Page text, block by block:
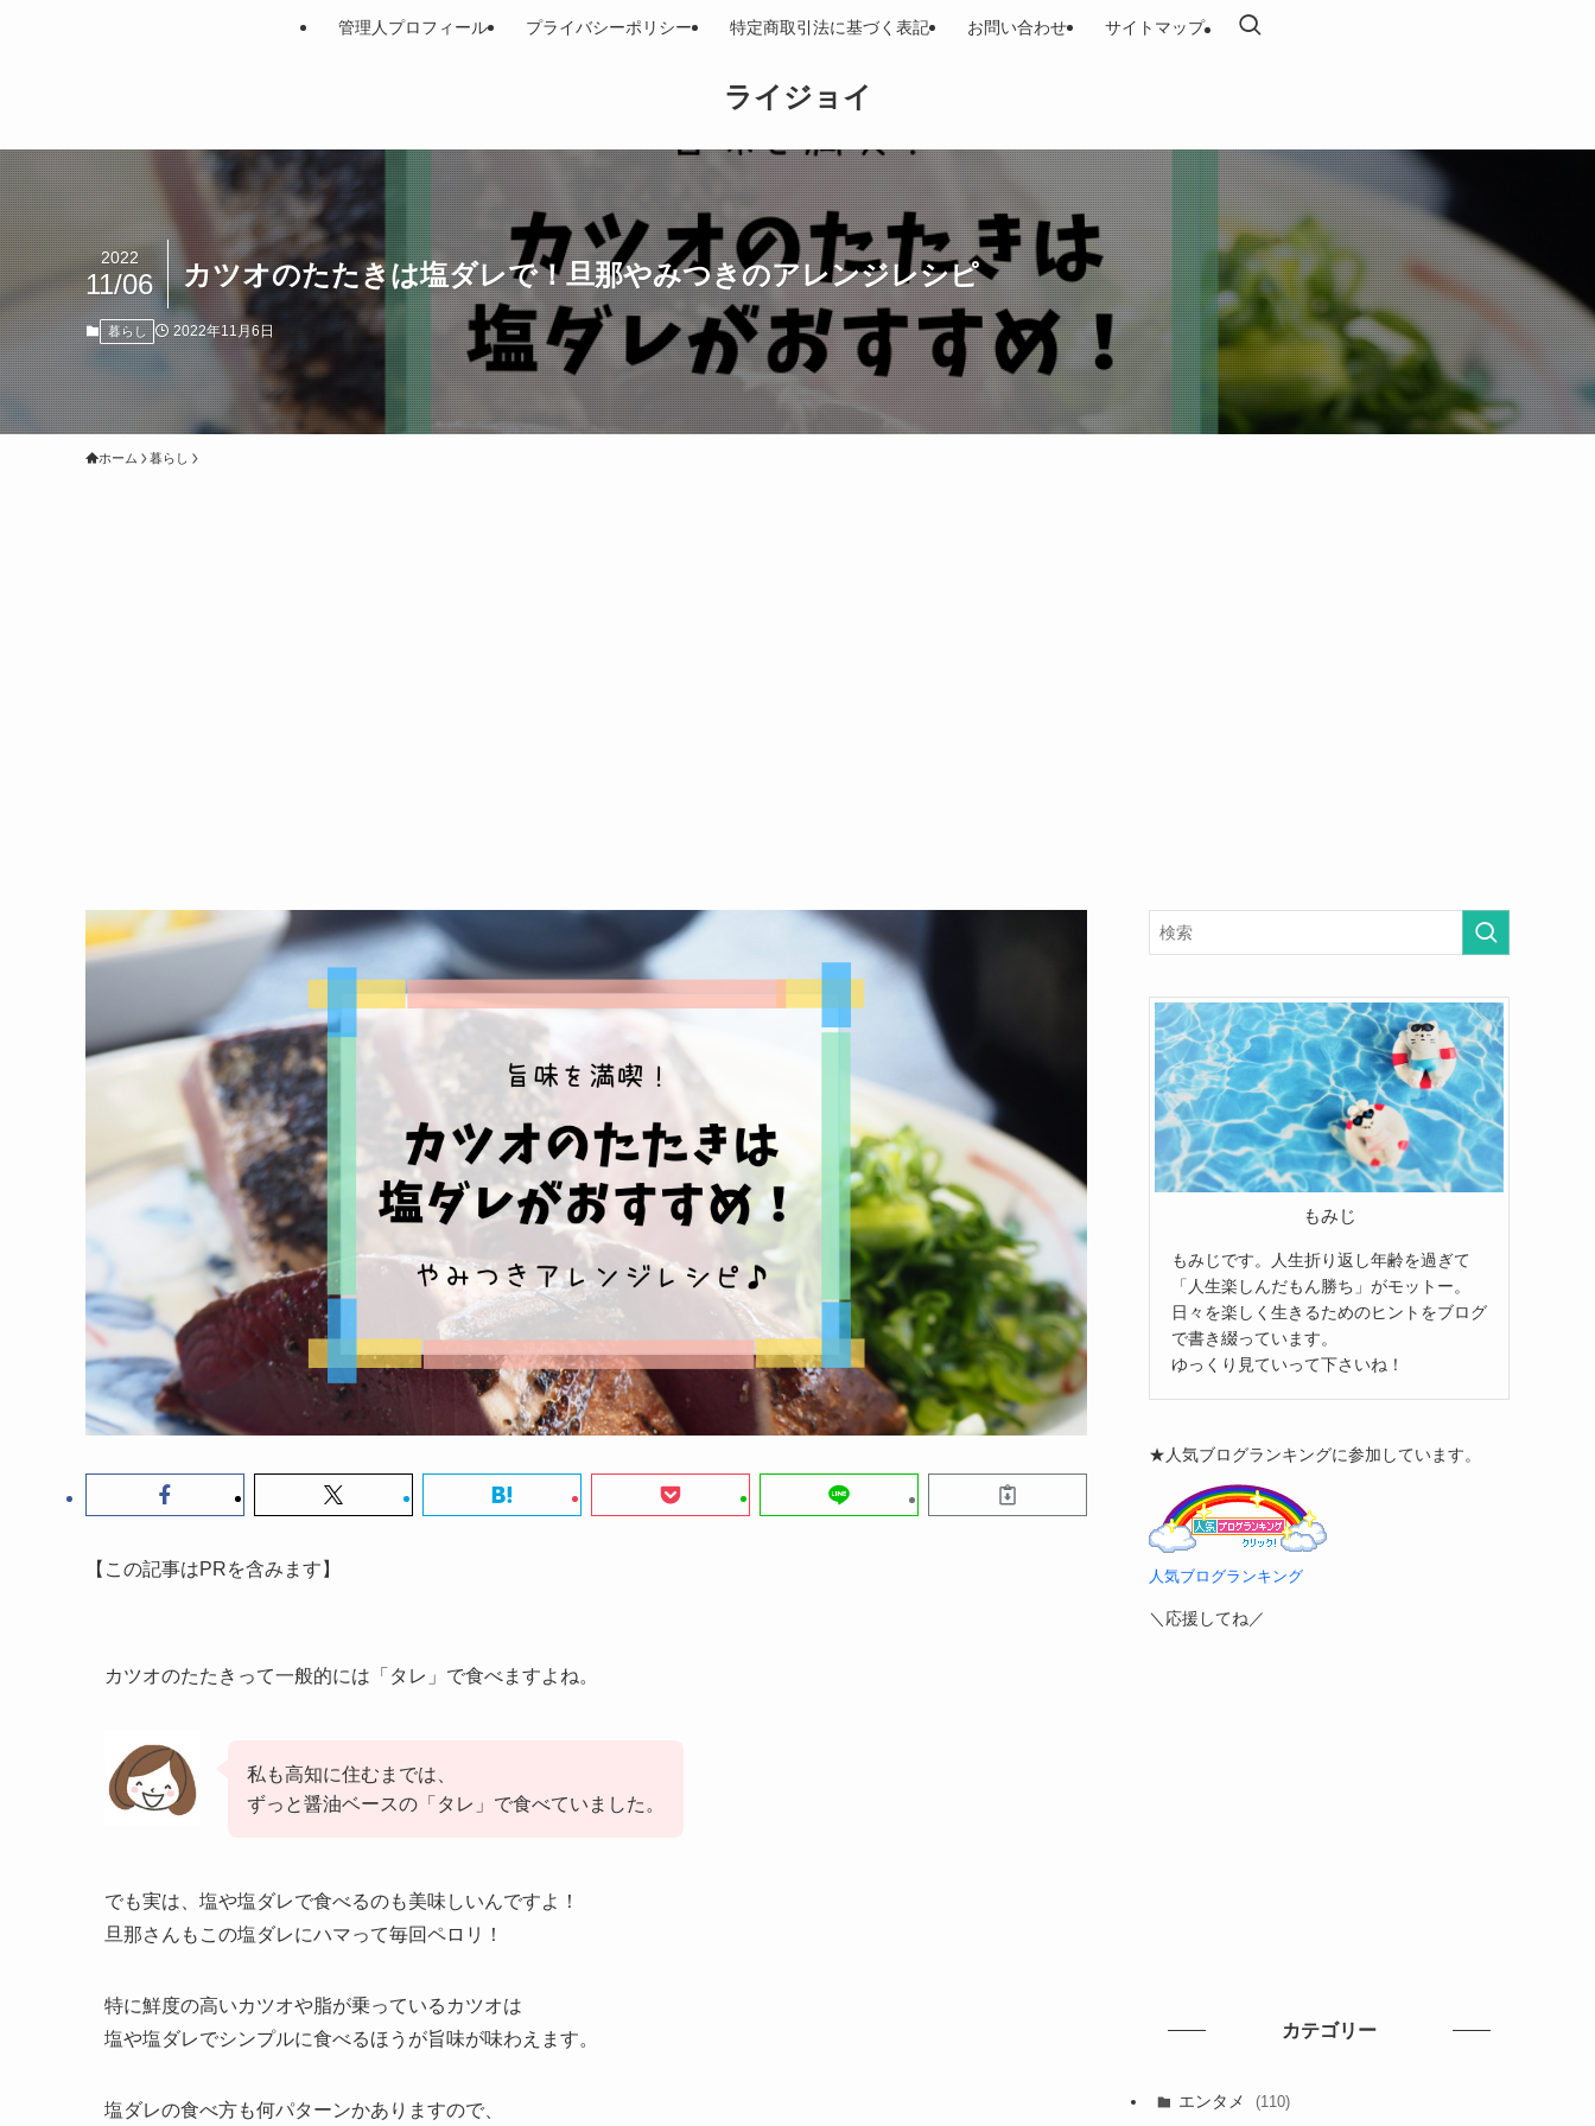
ライジョイ
管理人プロフィール プライバシーポリシー 特定商取引法に基づく表記 お問い合わせ サイトマップ
カツオのたたきは塩ダレで！旦那やみつきのアレンジレシピ
2022
11/06
暮らし 2022年11月6日
ホーム 暮らし
【この記事はPRを含みます】
カツオのたたきって一般的には「タレ」で食べますよね。
私も高知に住むまでは、
ずっと醤油ベースの「タレ」で食べていました。
でも実は、塩や塩ダレで食べるのも美味しいんですよ！
旦那さんもこの塩ダレにハマって毎回ペロリ！
特に鮮度の高いカツオや脂が乗っているカツオは
塩や塩ダレでシンプルに食べるほうが旨味が味わえます。
塩ダレの食べ方も何パターンかありますので、
もみじ
もみじです。人生折り返し年齢を過ぎて
「人生楽しんだもん勝ち」がモットー。
日々を楽しく生きるためのヒントをブログ
で書き綴っています。
ゆっくり見ていって下さいね！
★人気ブログランキングに参加しています。
人気ブログランキング
＼応援してね／
カテゴリー
エンタメ (110)